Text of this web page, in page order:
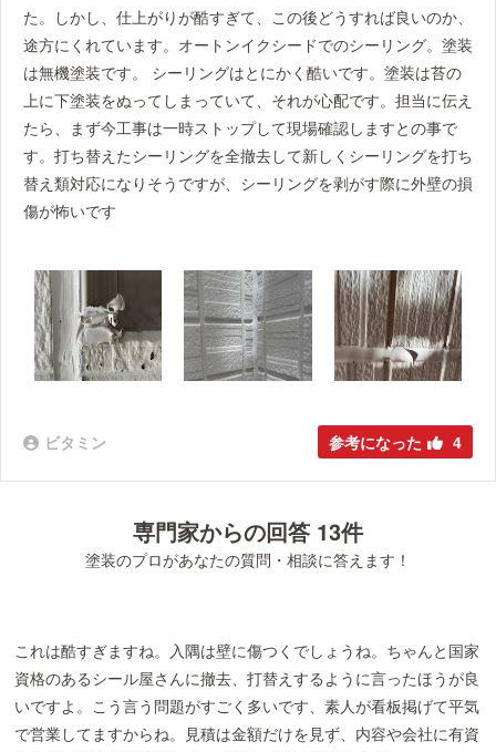
た。しかし、仕上がりが酷すぎて、この後どうすれば良いのか、
途方にくれています。オートンイクシードでのシーリング。塗装
は無機塗装です。 シーリングはとにかく酷いです。塗装は苔の
上に下塗装をぬってしまっていて、それが心配です。担当に伝え
たら、まず今工事は一時ストップして現場確認しますとの事で
す。打ち替えたシーリングを全撤去して新しくシーリングを打ち
替え類対応になりそうですが、シーリングを剥がす際に外壁の損
傷が怖いです
ビタミン 参考になった 4
専門家からの回答 13件
塗装のプロがあなたの質問・相談に答えます！
これは酷すぎますね。入隅は壁に傷つくでしょうね。ちゃんと国家
資格のあるシール屋さんに撤去、打替えするように言ったほうが良
いですよ。こう言う問題がすごく多いです、素人が看板掲げて平気
で営業してますからね。見積は金額だけを見ず、内容や会社に有資